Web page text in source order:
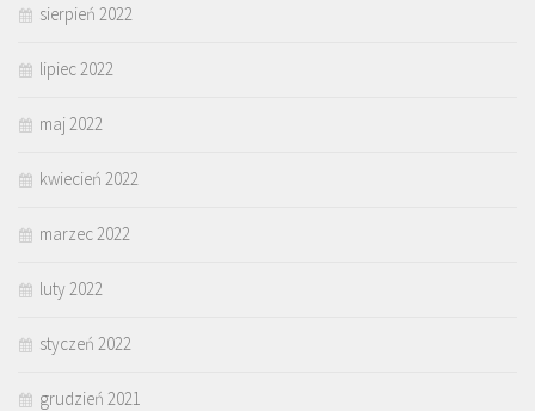
sierpień 2022
lipiec 2022
maj 2022
kwiecień 2022
marzec 2022
luty 2022
styczeń 2022
grudzień 2021